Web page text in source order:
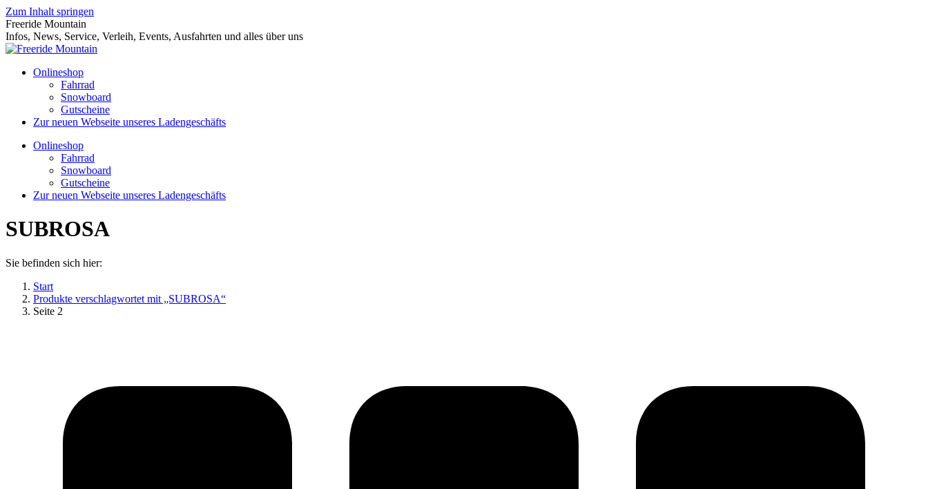
Zum Inhalt springen
Freeride Mountain
Infos, News, Service, Verleih, Events, Ausfahrten und alles über uns
Onlineshop
Fahrrad
Snowboard
Gutscheine
Zur neuen Webseite unseres Ladengeschäfts
Onlineshop
Fahrrad
Snowboard
Gutscheine
Zur neuen Webseite unseres Ladengeschäfts
SUBROSA
Sie befinden sich hier:
Start
Produkte verschlagwortet mit „SUBROSA“
Seite 2